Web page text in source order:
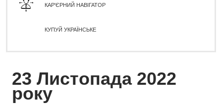
КАР'ЄРНИЙ НАВІГАТОР
КУПУЙ УКРАЇНСЬКЕ
23 Листопада 2022
року